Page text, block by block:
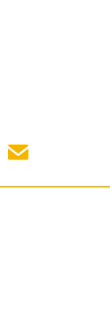
FACEBOOK
SUR TWITTER
SUR
PARTAGER